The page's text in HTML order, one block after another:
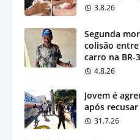
3.8.26
Segunda
colisão
carro na BR-
4.8.26
Jovem é
após
31.7.26